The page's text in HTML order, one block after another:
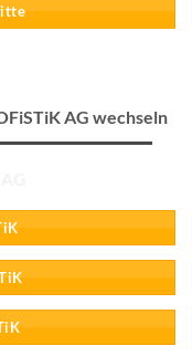
AG wechseln